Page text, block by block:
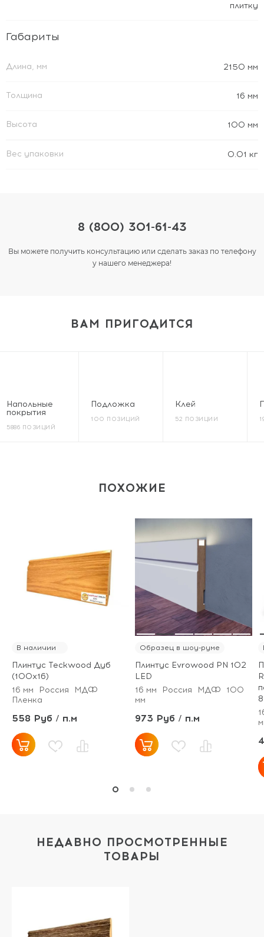
плитку
Габариты
Длина, мм 2150 мм
Толщина 16 мм
Высота 100 мм
Вес упаковки 0.01 кг
8 (800) 301-61-43
Вы можете получить консультацию или сделать заказ по телефону
у нашего менеджера!
ВАМ ПРИГОДИТСЯ
Напольные
покрытия
5886 ПОЗИЦИЙ
Подложка
100 ПОЗИЦИЙ
Клей
52 ПОЗИЦИИ
ПОХОЖИЕ
В наличии
Плинтус Teckwood Дуб
(100х16)
16 мм
Россия
МДФ
Пленка
558 Руб / п.м
Образец в шоу-руме
Плинтус Evrowood PN 102
LED
16 мм
Россия МДФ
100
мм
973 Руб / п.м
НЕДАВНО ПРОСМОТРЕННЫЕ
ТОВАРЫ